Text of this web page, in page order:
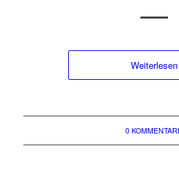
Weiterlesen
0